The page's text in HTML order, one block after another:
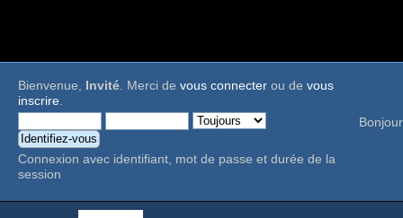
Bienvenue, Invité. Merci de vous connecter ou de vous
inscrire.
Connexion avec identifiant, mot de passe et durée de la
session